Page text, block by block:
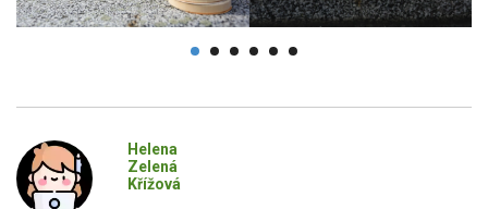
Helena
Zelená
Křížová